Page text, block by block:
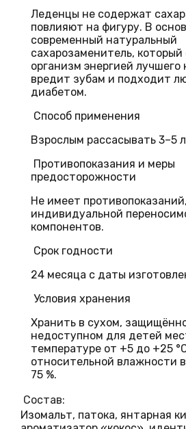
Леденцы не содержат
повлияют на фигуру. В
современный натуральный
сахарозаменитель, который
организм энергией лучшего
вредит зубам и подходит
диабетом.
Способ применения
Взрослым рассасывать 3–5
Противопоказания и меры
предосторожности
Не имеет
индивидуальной
компонентов.
Срок годности
24 месяца с даты
Условия хранения
Хранить в сухом,
недоступном для детей
температуре от +5 до +25
относительной влажности
75 %.
Состав:
Изомальт, патока, янтарная